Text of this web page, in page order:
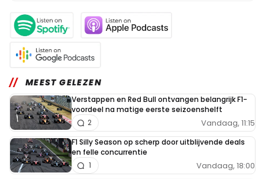
MEEST GELEZEN
Verstappen en Red Bull ontvangen belangrijk F1-
voordeel na matige eerste seizoenshelft
Vandaag, 11:15
2
F1 Silly Season op scherp door uitblijvende deals
en felle concurrentie
Vandaag, 18:00
1